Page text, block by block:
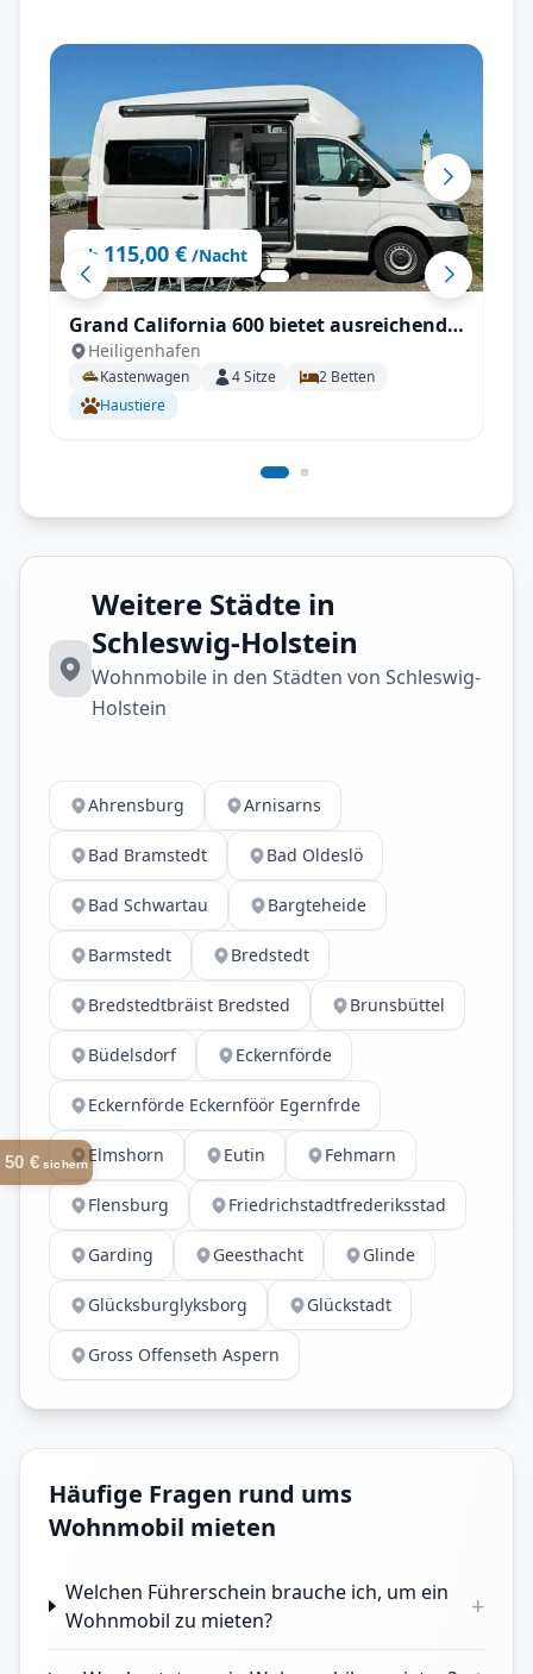
ab 115,00 € /Nacht
Grand California 600 bietet ausreichend
Platz für einen Urlaub ohne
Einschränkungen
Heiligenhafen
Kastenwagen 4Sitze 2 Betten
Haustiere
Weitere Städte in
Schleswig-Holstein
Wohnmobile in den Städten von Schleswig-
Holstein
Ahrensburg Arnisarns
Bad Bramstedt Bad Oldeslö
Bad Schwartau Bargteheide
Barmstedt Bredstedt
Bredstedtbräist Bredsted Brunsbüttel
Büdelsdorf Eckernförde
Eckernförde Eckernföör Egernfrde
Elmshorn Eutin Fehmarn
Flensburg Friedrichstadtfrederiksstad
Garding Geesthacht Glinde
Glücksburglyksborg Glückstadt
Gross Offenseth Aspern
Häufige Fragen rund ums
Wohnmobil mieten
Welchen Führerschein brauche ich, um ein
Wohnmobil zu mieten?
+
50 €sichern